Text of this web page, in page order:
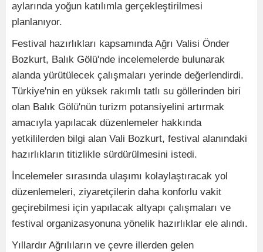
aylarında yoğun katılımla gerçekleştirilmesi
planlanıyor.
Festival hazırlıkları kapsamında Ağrı Valisi Önder
Bozkurt, Balık Gölü'nde incelemelerde bulunarak
alanda yürütülecek çalışmaları yerinde değerlendirdi.
Türkiye'nin en yüksek rakımlı tatlı su göllerinden biri
olan Balık Gölü'nün turizm potansiyelini artırmak
amacıyla yapılacak düzenlemeler hakkında
yetkililerden bilgi alan Vali Bozkurt, festival alanındaki
hazırlıkların titizlikle sürdürülmesini istedi.
İncelemeler sırasında ulaşımı kolaylaştıracak yol
düzenlemeleri, ziyaretçilerin daha konforlu vakit
geçirebilmesi için yapılacak altyapı çalışmaları ve
festival organizasyonuna yönelik hazırlıklar ele alındı.
Yıllardır Ağrılıların ve çevre illerden gelen